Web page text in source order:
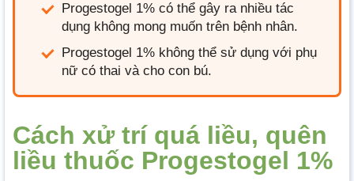
Progestogel 1% có thể gây ra nhiều tác
dụng không mong muốn trên bệnh nhân.
Progestogel 1% không thể sử dụng với phụ
nữ có thai và cho con bú.
Cách xử trí quá liều, quên
liều thuốc Progestogel 1%